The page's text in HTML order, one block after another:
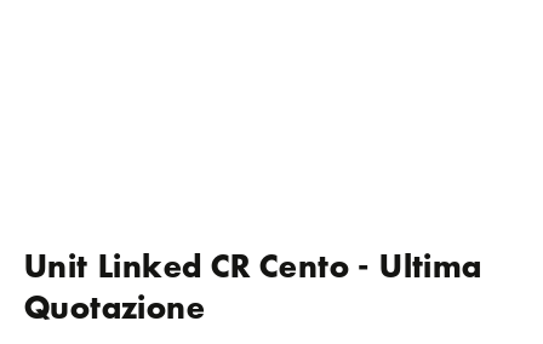
Unit Linked CR Cento - Ultima
Quotazione